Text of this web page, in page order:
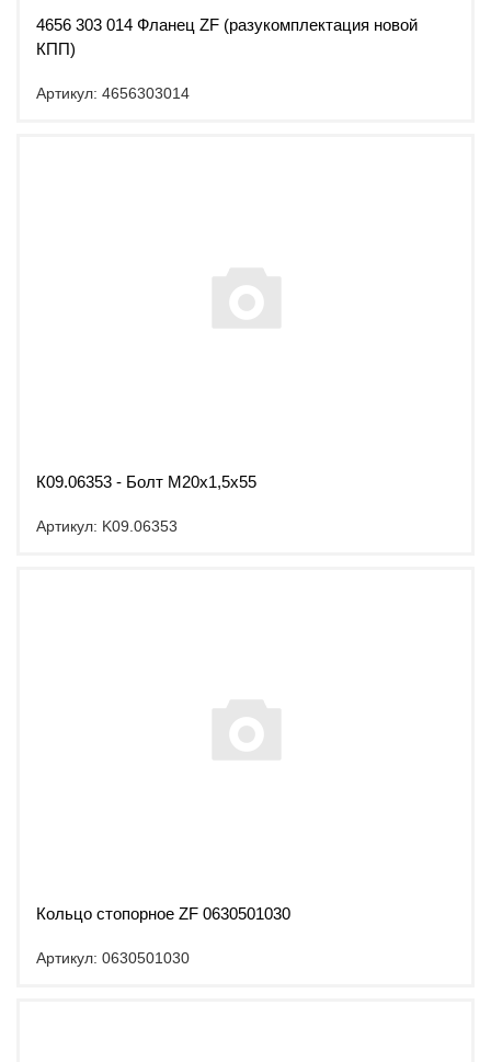
4656 303 014 Фланец ZF (разукомплектация новой
КПП)
Артикул: 4656303014
К09.06353 - Болт М20х1,5х55
Артикул: K09.06353
Кольцо стопорное ZF 0630501030
Артикул: 0630501030